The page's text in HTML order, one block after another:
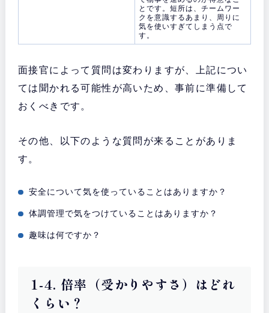
とです。短所は、チームワー
クを意識するあまり、周りに
気を使いすぎてしまう点で
す。
面接官によって質問は変わりますが、上記につい
ては聞かれる可能性が高いため、事前に準備して
おくべきです。
その他、以下のような質問が来ることがありま
す。
安全について気を使っていることはありますか？
体調管理で気をつけていることはありますか？
趣味は何ですか？
1-4. 倍率（受かりやすさ）はどれ
くらい？